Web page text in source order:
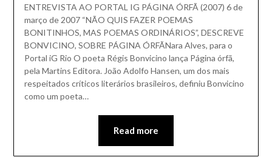
ENTREVISTA AO PORTAL IG PÁGINA ÓRFÃ (2007) 6 de
março de 2007 “NÃO QUIS FAZER POEMAS
BONITINHOS, MAS POEMAS ORDINÁRIOS”, DESCREVE
BONVICINO, SOBRE PÁGINA ÓRFÃNara Alves, para o
Portal iG Rio O poeta Régis Bonvicino lança Página órfã,
pela Martins Editora. João Adolfo Hansen, um dos mais
respeitados críticos literários brasileiros, definiu Bonvicino
como um poeta…
Read more